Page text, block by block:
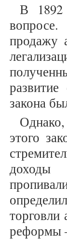
В 1892
продажу
закона
этого
доходы
торговли
реформы